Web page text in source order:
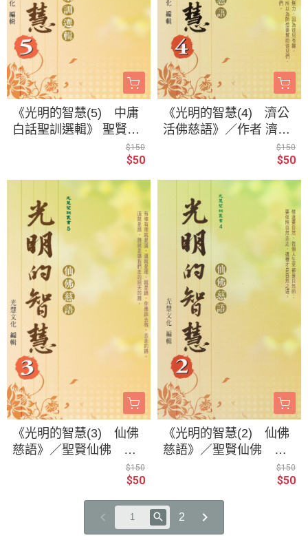
《光明的智慧(5) 中庸
白話聖訓選輯》 聖賢仙
$150
$50
《光明的智慧(4) 濟公
活佛慈語》／作者 濟公
活佛 ／光慧文化 編輯
$150
$50
《光明的智慧(3) 仙佛
慈語》／聖賢仙佛 齊
$150
$50
《光明的智慧(2) 仙佛
慈語》／聖賢仙佛 齊
$150
$50
2